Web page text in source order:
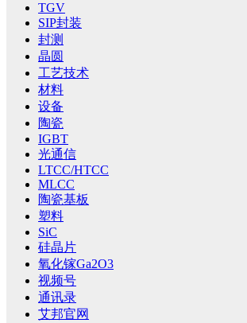
TGV
SIP封装
封测
晶圆
工艺技术
材料
设备
陶瓷
IGBT
光通信
LTCC/HTCC
MLCC
陶瓷基板
塑料
SiC
硅晶片
氧化镓Ga2O3
视频号
通讯录
艾邦官网